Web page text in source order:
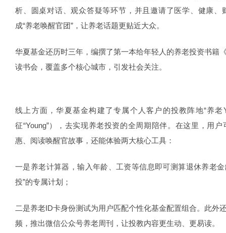
析、圆桌对话、观众答疑等环节，并且邀请了医学、健康、
成“养老唤醒官团”，让养老话题更贴近大众。
华夏基金还历时三年，编撰了第一本给年轻人的养老投资书籍
读书会，覆盖多个核心城市，引发社会关注。
线上方面，华夏基金构建了专属个人客户的投教阵地“养
征“Young”），去实现养老投资的全周期陪伴。在这里，用
惠、阅读唤醒官故事，还能体验两大核心工具：
一是养老计算器，输入年龄、工资等信息即可测算退休养老
投”的专属计划；
二是养老ID卡身份测试为用户匹配个性化基金配置组合。此外
频，推出微信公众号养老周刊，让投教内容更生动、更易读。